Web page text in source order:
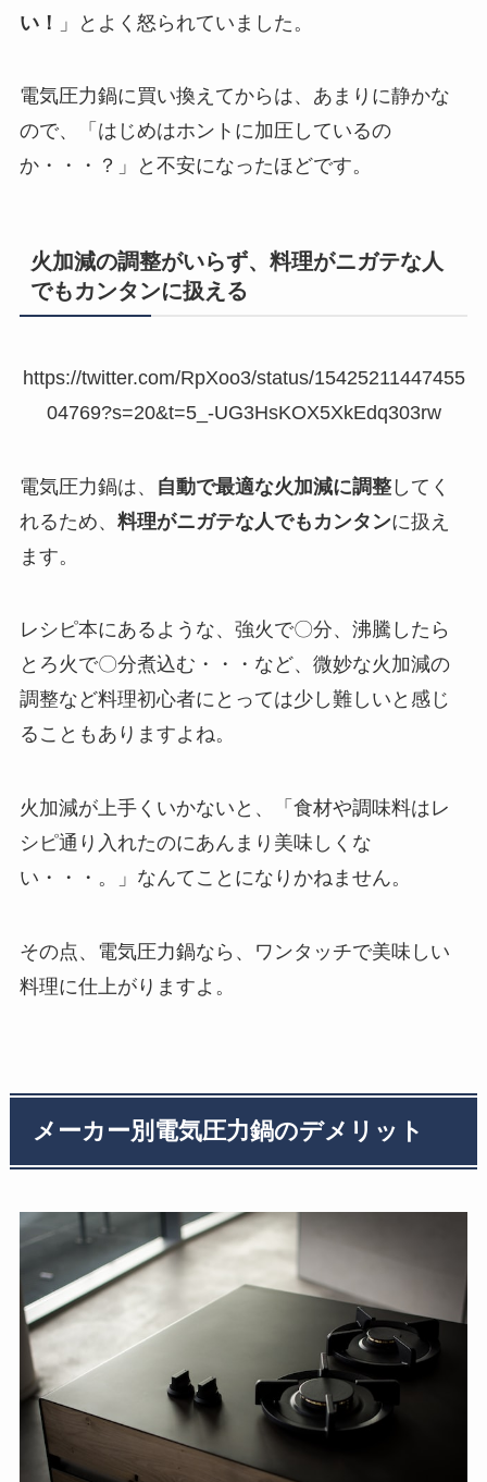
い！
」とよく怒られていました。
電気圧力鍋に買い換えてからは、あまりに静かな
ので、「はじめはホントに加圧しているの
か・・・？」と不安になったほどです。
火加減の調整がいらず、料理がニガテな人
でもカンタンに扱える
https://twitter.com/RpXoo3/status/15425211447455
04769?s=20&t=5_-UG3HsKOX5XkEdq303rw
電気圧力鍋は、 自動で最適な火加減に調整してく
れるため、 料理がニガテな人でもカンタンに扱え
ます。
レシピ本にあるような、強火で〇分、沸騰したら
とろ火で〇分煮込む・・・など、微妙な火加減の
調整など料理初心者にとっては少し難しいと感じ
ることもありますよね。
火加減が上手くいかないと、「食材や調味料はレ
シピ通り入れたのにあんまり美味しくな
い・・・。」なんてことになりかねません。
その点、電気圧力鍋なら、ワンタッチで美味しい
料理に仕上がりますよ。
メーカー別電気圧力鍋のデメリット